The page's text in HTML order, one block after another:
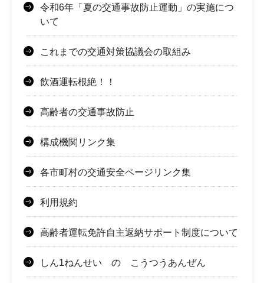
令和6年「夏の交通事故防止運動」の実施につ
いて
これまでの交通対策協議会の取組み
飲酒運転根絶！！
高齢者の交通事故防止
構成機関リンク集
各市町村の交通安全ページリンク集
利用規約
高齢者運転免許自主返納サポート制度について
しん1ねんせい の こうつうあんぜん